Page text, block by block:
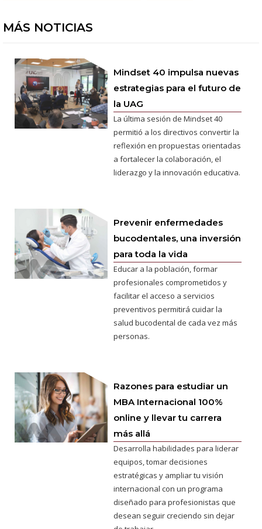
MÁS NOTICIAS
Mindset 40 impulsa nuevas
estrategias para el futuro de
la UAG
La última sesión de Mindset 40
permitió a los directivos convertir la
reflexión en propuestas orientadas
a fortalecer la colaboración, el
liderazgo y la innovación educativa.
Prevenir enfermedades
bucodentales, una inversión
para toda la vida
Educar a la población, formar
profesionales comprometidos y
facilitar el acceso a servicios
preventivos permitirá cuidar la
salud bucodental de cada vez más
personas.
Razones para estudiar un
MBA Internacional 100%
online y llevar tu carrera
más allá
Desarrolla habilidades para liderar
equipos, tomar decisiones
estratégicas y ampliar tu visión
internacional con un programa
diseñado para profesionistas que
desean seguir creciendo sin dejar